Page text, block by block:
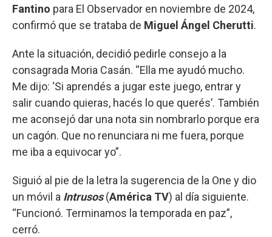
Fantino para El Observador en noviembre de 2024,
confirmó que se trataba de Miguel Ángel Cherutti.
Ante la situación, decidió pedirle consejo a la
consagrada Moria Casán. “Ella me ayudó mucho.
Me dijo: ‘Si aprendés a jugar este juego, entrar y
salir cuando quieras, hacés lo que querés’. También
me aconsejó dar una nota sin nombrarlo porque era
un cagón. Que no renunciara ni me fuera, porque
me iba a equivocar yo”.
Siguió al pie de la letra la sugerencia de la One y dio
un móvil a Intrusos(América TV) al día siguiente.
“Funcionó. Terminamos la temporada en paz”,
cerró.